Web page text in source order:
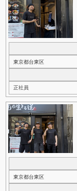
東京都台東区
正社員
東京都台東区